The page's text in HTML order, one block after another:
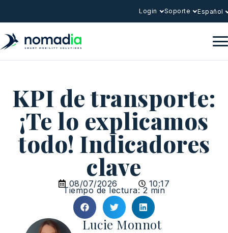
Login Soporte Español
KPI de transporte:
¡Te lo explicamos
todo! Indicadores
clave
08/07/2026 10:17
Tiempo de lectura: 2 min
Lucie Monnot